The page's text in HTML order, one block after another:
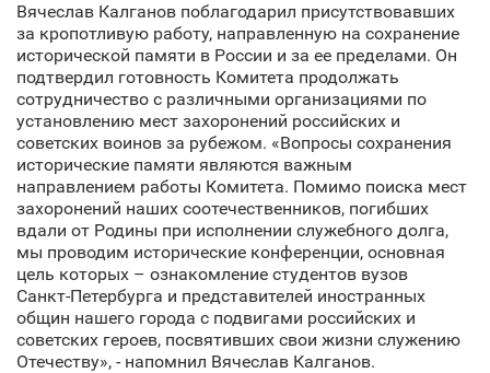
Вячеслав Калганов поблагодарил присутствовавших
за кропотливую работу, направленную на сохранение
исторической памяти в России и за ее пределами. Он
подтвердил готовность Комитета продолжать
сотрудничество с различными организациями по
установлению мест захоронений российских и
советских воинов за рубежом. «Вопросы сохранения
исторические памяти являются важным
направлением работы Комитета. Помимо поиска мест
захоронений наших соотечественников, погибших
вдали от Родины при исполнении служебного долга,
мы проводим исторические конференции, основная
цель которых – ознакомление студентов вузов
Санкт‑Петербурга и представителей иностранных
общин нашего города с подвигами российских и
советских героев, посвятивших свои жизни служению
Отечеству», - напомнил Вячеслав Калганов.